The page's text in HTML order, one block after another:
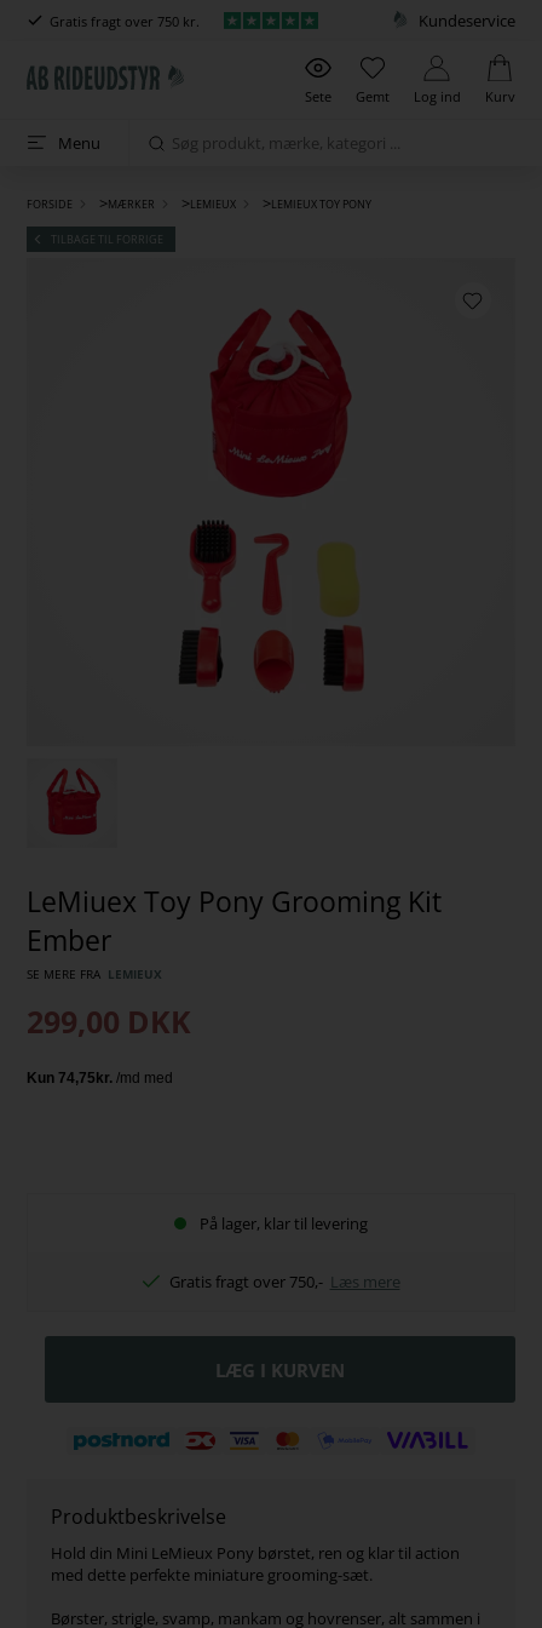
Gratis fragt over 750 kr. Kundeservice
Sete Gemt Log ind Kurv
Menu
FORSIDE >MÆRKER >LEMIEUX >LEMIEUX TOY PONY
TILBAGE TIL FORRIGE
LeMiuex Toy Pony Grooming Kit
Ember
SE MERE FRA LEMIEUX
299,00 DKK
På lager, klar til levering
Gratis fragt over 750,- Læs mere
Produktbeskrivelse
Hold din Mini LeMieux Pony børstet, ren og klar til action
med dette perfekte miniature grooming-sæt.
Børster, strigle, svamp, mankam og hovrenser, alt sammen i